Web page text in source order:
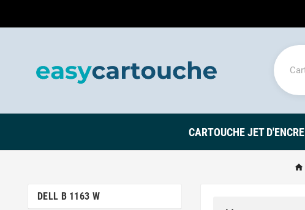
CARTOUCHE JET D'ENCRE
DELL B 1163 W